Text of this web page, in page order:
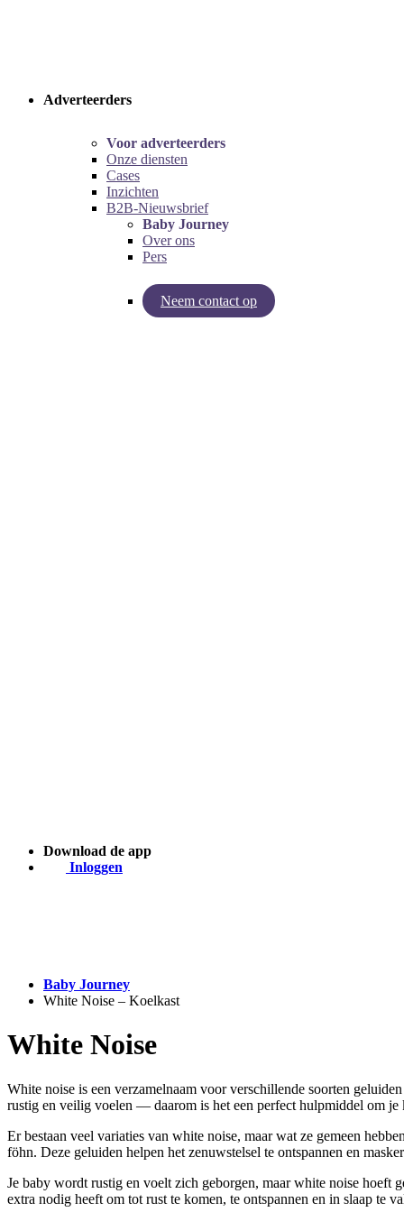
Adverteerders
Voor adverteerders
Onze diensten
Cases
Inzichten
B2B-Nieuwsbrief
Baby Journey
Over ons
Pers
Neem contact op
Download de app
Inloggen
Baby Journey
White Noise – Koelkast
White Noise
White noise is een verzamelnaam voor verschillende soorten
rustig en veilig voelen — daarom is het een perfect hulpmiddel om je
Er bestaan veel variaties van white noise, maar wat ze gemeen
föhn. Deze geluiden helpen het zenuwstelsel te ontspannen en
Je baby wordt rustig en voelt zich geborgen, maar white noise hoeft
extra nodig heeft om tot rust te komen, te ontspannen en in slaap te